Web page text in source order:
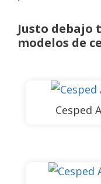
Justo debajo
modelos de
Cesped